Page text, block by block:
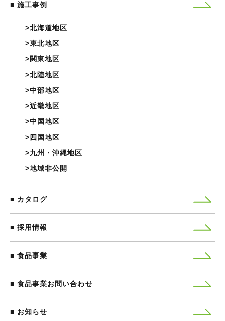
施工事例
北海道地区
東北地区
関東地区
北陸地区
中部地区
近畿地区
中国地区
四国地区
九州・沖縄地区
地域非公開
カタログ
採用情報
食品事業
食品事業お問い合わせ
お知らせ